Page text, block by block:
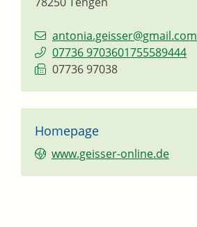
antonia.geisser@gmail.com
07736 9703601755589444
07736 97038
Homepage
www.geisser-online.de